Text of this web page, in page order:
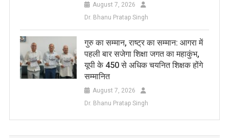
August 7, 2026
Dr. Bhanu Pratap Singh
​गुरु का सम्मान, राष्ट्र का सम्मान: आगरा में
पहली बार सजेगा शिक्षा जगत का महाकुंभ,
यूपी के 450 से अधिक चयनित शिक्षक होंगे
सम्मानित
August 7, 2026
Dr. Bhanu Pratap Singh